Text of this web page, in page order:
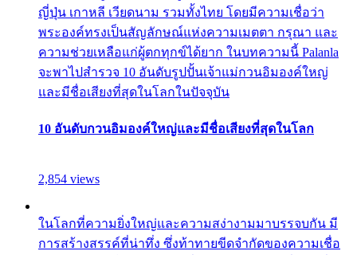
ญี่ปุ่น เกาหลี เวียดนาม รวมทั้งไทย โดยมีความเชื่อว่า
พระองค์ทรงเป็นสัญลักษณ์แห่งความเมตตา กรุณา และ
ความช่วยเหลือแก่ผู้ตกทุกข์ได้ยาก ในบทความนี้ Palanla
จะพาไปสำรวจ 10 อันดับรูปปั้นเจ้าแม่กวนอิมองค์ใหญ่
และมีชื่อเสียงที่สุดในโลกในปัจจุบัน
10 อันดับกวนอิมองค์ใหญ่และมีชื่อเสียงที่สุดในโลก
2,854 views
ในโลกที่ความยิ่งใหญ่และความสง่างามมาบรรจบกัน มี
การสร้างสรรค์ที่น่าทึ่ง ซึ่งท้าทายขีดจำกัดของความเชื่อ